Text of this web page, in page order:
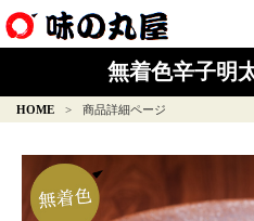
無着色辛子明
HOME > 商品詳細ページ